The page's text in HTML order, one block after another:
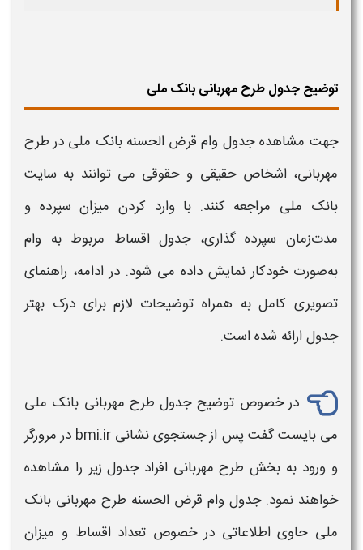
توضیح جدول طرح مهربانی بانک ملی
جهت مشاهده جدول وام قرض‌ الحسنه بانک ملی درطرح
مهربانی، اشخاص حقیقی و حقوقی می‌ توانند به سایت
بانک ملی مراجعه کنند. با وارد کردن میزان سپرده و
مدت‌زمان سپرده‌ گذاری، جدول اقساط مربوط به وام
به‌صورت خودکار نمایش داده می‌ شود. در ادامه، راهنمای
تصویری کامل به همراه توضیحات لازم برای درک بهتر
جدول ارائه شده است.
در خصوص توضیح جدول طرح مهربانی بانک ملی
می بایست گفت پس از جستجوی نشانی bmi.ir در مرورگر
و ورود به بخش طرح مهربانی افراد جدول زیر را مشاهده
خواهند نمود. جدول وام قرض الحسنه طرح مهربانی بانک
ملی حاوی اطلاعاتی در خصوص تعداد اقساط و میزان